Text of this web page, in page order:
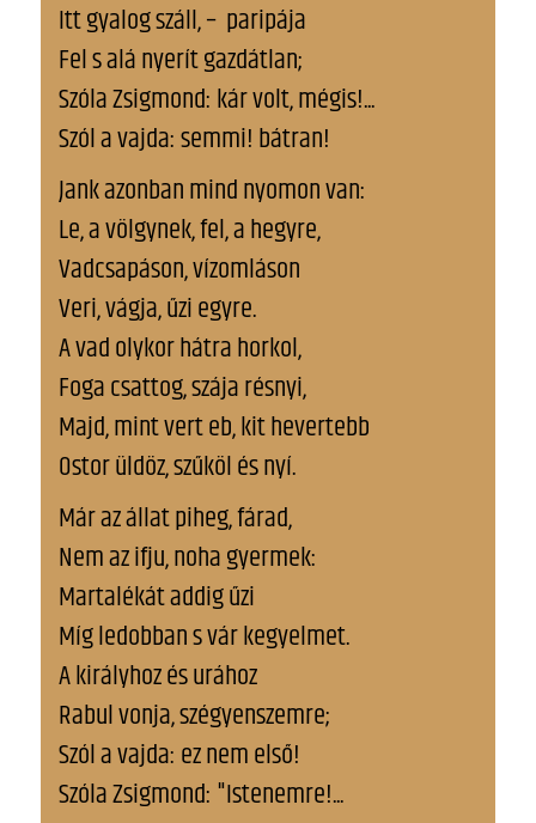
Itt gyalog száll, – paripája
Fel s alá nyerít gazdátlan;
Szóla Zsigmond: kár volt, mégis!...
Szól a vajda: semmi! bátran!
Jank azonban mind nyomon van:
Le, a völgynek, fel, a hegyre,
Vadcsapáson, vízomláson
Veri, vágja, űzi egyre.
A vad olykor hátra horkol,
Foga csattog, szája résnyi,
Majd, mint vert eb, kit hevertebb
Ostor üldöz, szűköl és nyí.
Már az állat piheg, fárad,
Nem az ifju, noha gyermek:
Martalékát addig űzi
Míg ledobban s vár kegyelmet.
A királyhoz és urához
Rabul vonja, szégyenszemre;
Szól a vajda: ez nem első!
Szóla Zsigmond: "Istenemre!...